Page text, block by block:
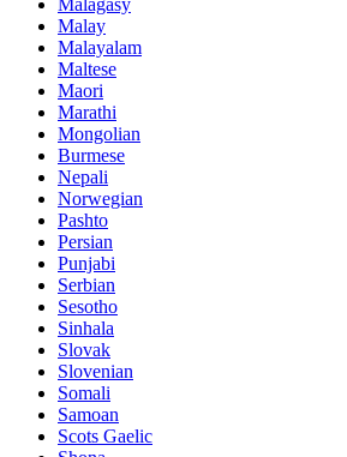
Malagasy
Malay
Malayalam
Maltese
Maori
Marathi
Mongolian
Burmese
Nepali
Norwegian
Pashto
Persian
Punjabi
Serbian
Sesotho
Sinhala
Slovak
Slovenian
Somali
Samoan
Scots Gaelic